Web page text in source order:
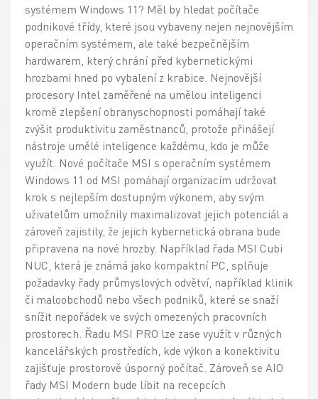
systémem Windows 11? Měl by hledat počítače
podnikové třídy, které jsou vybaveny nejen nejnovějším
operačním systémem, ale také bezpečnějším
hardwarem, který chrání před kybernetickými
hrozbami hned po vybalení z krabice. Nejnovější
procesory Intel zaměřené na umělou inteligenci
kromě zlepšení obranyschopnosti pomáhají také
zvýšit produktivitu zaměstnanců, protože přinášejí
nástroje umělé inteligence každému, kdo je může
využít. Nové počítače MSI s operačním systémem
Windows 11 od MSI pomáhají organizacím udržovat
krok s nejlepším dostupným výkonem, aby svým
uživatelům umožnily maximalizovat jejich potenciál a
zároveň zajistily, že jejich kybernetická obrana bude
připravena na nové hrozby. Například řada MSI Cubi
NUC, která je známá jako kompaktní PC, splňuje
požadavky řady průmyslových odvětví, například klinik
či maloobchodů nebo všech podniků, které se snaží
snížit nepořádek ve svých omezených pracovních
prostorech. Řadu MSI PRO lze zase využít v různých
kancelářských prostředích, kde výkon a konektivitu
zajišťuje prostorově úsporný počítač. Zároveň se AIO
řady MSI Modern bude líbit na recepcích